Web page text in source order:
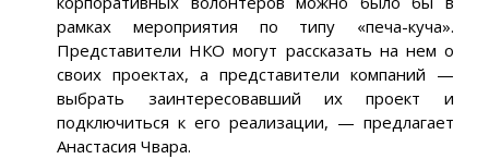
рамках мероприятия по типу «печа-куча».
Представители НКО могут рассказать на нем о
своих проектах, а представители компаний —
выбрать заинтересовавший их проект и
подключиться к его реализации, — предлагает
Анастасия Чвара.